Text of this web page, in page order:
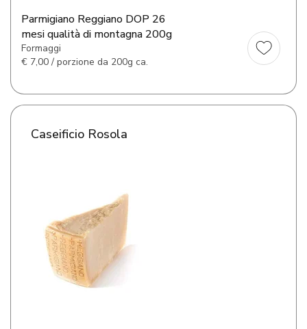
Parmigiano Reggiano DOP 26
mesi qualità di montagna 200g
Formaggi
€ 7,00 / porzione da 200g ca.
Caseificio Rosola